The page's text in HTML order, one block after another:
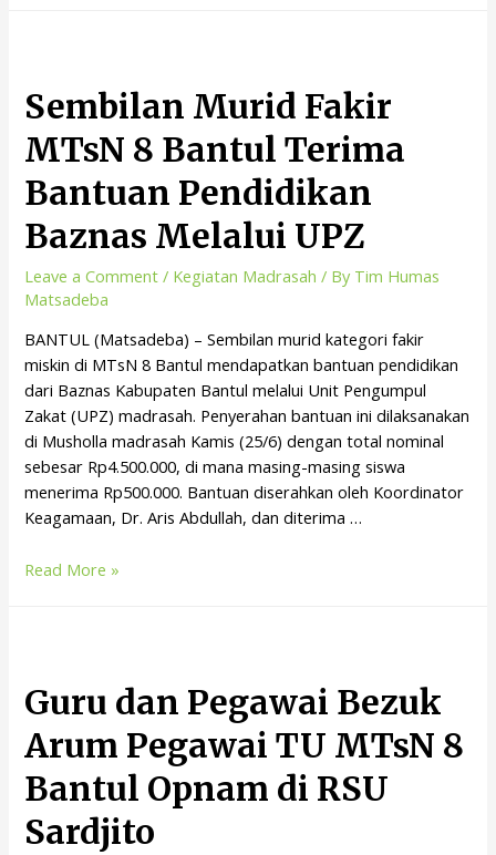
Sembilan Murid Fakir
MTsN 8 Bantul Terima
Bantuan Pendidikan
Baznas Melalui UPZ
Leave a Comment / Kegiatan Madrasah / By Tim Humas
Matsadeba
BANTUL (Matsadeba) – Sembilan murid kategori fakir
miskin di MTsN 8 Bantul mendapatkan bantuan pendidikan
dari Baznas Kabupaten Bantul melalui Unit Pengumpul
Zakat (UPZ) madrasah. Penyerahan bantuan ini dilaksanakan
di Musholla madrasah Kamis (25/6) dengan total nominal
sebesar Rp4.500.000, di mana masing-masing siswa
menerima Rp500.000. Bantuan diserahkan oleh Koordinator
Keagamaan, Dr. Aris Abdullah, dan diterima …
Read More »
Guru dan Pegawai Bezuk
Arum Pegawai TU MTsN 8
Bantul Opnam di RSU
Sardjito